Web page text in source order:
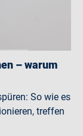
– warum
So wie es
treffen